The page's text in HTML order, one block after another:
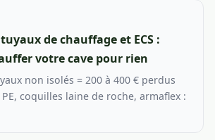
de chauffage et ECS :
votre cave pour rien
non isolés = 200 à 400 € perdus
coquilles laine de roche, armaflex :